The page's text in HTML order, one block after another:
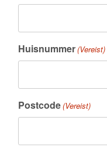
Huisnummer(Vereist)
Postcode(Vereist)